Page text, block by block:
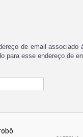
de email associado
para esse endereço de